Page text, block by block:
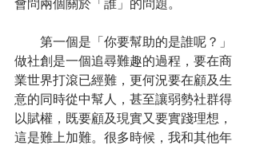
會問兩個關於「誰」的問題。
第一個是「你要幫助的是誰呢？」
做社創是一個追尋難趣的過程，要在商
業世界打滾已經難，更何況要在顧及生
意的同時從中幫人，甚至讓弱勢社群得
以賦權，既要顧及現實又要實踐理想，
這是難上加難。很多時候，我和其他年